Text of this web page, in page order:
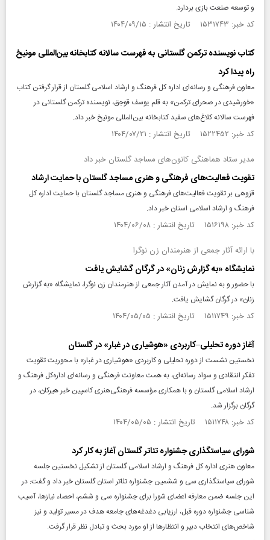
و توسعه صنعت بازی بردارد.
کد خبر: ۱۵۳۱۷۴۳ تاریخ انتشار : ۱۴۰۴/۰۹/۱۵
کتاب نویسنده ترکمن گلستانی به فهرست سالانه کتابخانه بین‌المللی مونیخ
راه پیدا کرد
معاون فرهنگی و رسانه‌ای اداره کل فرهنگ و ارشاد اسلامی گلستان از قرار گرفتن کتاب
«خورشیدی در صحرای ترکمن» به قلم یوسف قوجق، نویسنده ترکمن گلستانی در
فهرست سالانه کلاغ‌های سفید کتابخانه بین‌المللی مونیخ خبر داد.
کد خبر: ۱۵۲۲۴۵۲ تاریخ انتشار : ۱۴۰۴/۰۷/۲۱
مدیر ستاد هماهنگی کانون‌های مساجد گلستان خبر داد
تقویت فعالیت‌های فرهنگی و هنری مساجد گلستان با حمایت ارشاد
قزوهی بر تقویت فعالیت‌های فرهنگی و هنری مساجد گلستان با حمایت اداره کل
فرهنگ و ارشاد اسلامی استان خبر داد.
کد خبر: ۱۵۱۶۱۹۸ تاریخ انتشار : ۱۴۰۴/۰۶/۰۸
با ارائه آثار جمعی از هنرمندان زن نوگرا
نمایشگاه «به گزارش زنان» در گرگان گشایش یافت
با حضور و به نمایش در آمدن آثار جمعی از هنرمندان زن نوگرا، نمایشگاه «به گزارش
زنان» در گرگان گشایش یافت.
کد خبر: ۱۵۱۱۷۴۹ تاریخ انتشار : ۱۴۰۴/۰۵/۰۵
آغاز دوره تحلیلی–کاربردی «هوشیاری در غبار» در گلستان
نخستین نشست از دوره تحلیلی و کاربردی «هوشیاری در غبار» با محوریت تقویت
تفکر انتقادی و سواد رسانه‌ای، به همت معاونت فرهنگی و رسانه‌ای اداره‌کل فرهنگ و
ارشاد اسلامی گلستان و با همکاری مؤسسه فرهنگی‌هنری کاسپین خبر هیرکان، در
گرگان برگزار شد.
کد خبر: ۱۵۱۱۷۴۸ تاریخ انتشار : ۱۴۰۴/۰۵/۰۵
شورای سیاستگذاری جشنواره تئاتر گلستان آغاز به کار کرد
معاون هنری اداره کل فرهنگ و ارشاد اسلامی گلستان از تشکیل نخستین جلسه
شورای سیاستگذاری سی و ششمین جشنواره تئاتر استان گلستان خبر داد و گفت: در
این جلسه ضمن معارفه اعضای شورا برای جشنواره سی و ششم، احصاء نیازها، آسیب
شناسی جشنواره دوره قبل، ارزیابی دغدغه‌های جامعه هدف در مسیر تولید و نیز
شاخص‌های انتخاب دبیر و انتظارها از او مورد بحث و تبادل نظر قرار گرفت.